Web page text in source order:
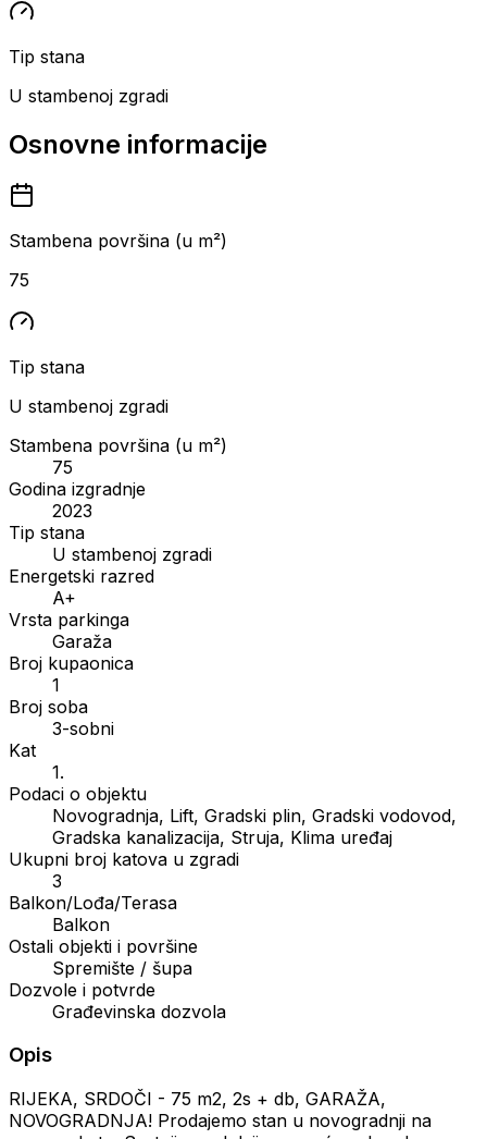
Tip stana
U stambenoj zgradi
Osnovne informacije
Stambena površina (u m²)
75
Tip stana
U stambenoj zgradi
Stambena površina (u m²)
75
Godina izgradnje
2023
Tip stana
U stambenoj zgradi
Energetski razred
A+
Vrsta parkinga
Garaža
Broj kupaonica
1
Broj soba
3-sobni
Kat
1.
Podaci o objektu
Novogradnja, Lift, Gradski plin, Gradski vodovod,
Gradska kanalizacija, Struja, Klima uređaj
Ukupni broj katova u zgradi
3
Balkon/Lođa/Terasa
Balkon
Ostali objekti i površine
Spremište / šupa
Dozvole i potvrde
Građevinska dozvola
Opis
RIJEKA, SRDOČI - 75 m2, 2s + db, GARAŽA,
NOVOGRADNJA! Prodajemo stan u novogradnji na